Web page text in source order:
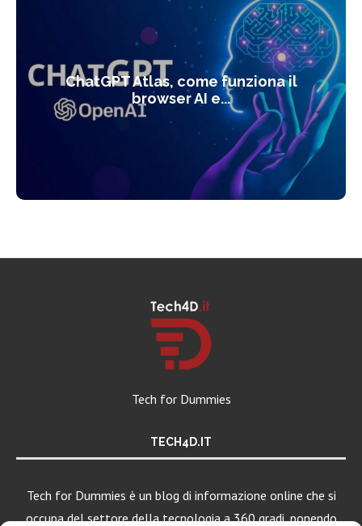
ChatGPT Atlas, come funziona il
browser AI e...
Tech for Dummies
TECH4D.IT
Tech for Dummies è un blog di informazione online che si
occupa del settore della tecnologia a 360 gradi, ponendo